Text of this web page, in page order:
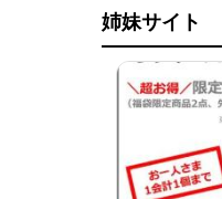
姉妹サイト